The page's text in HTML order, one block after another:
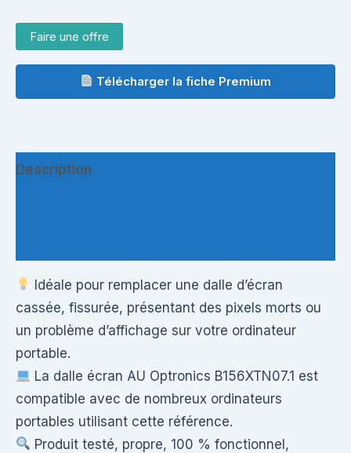
Faire une offre
Télécharger la fiche Premium
Description
Idéale pour remplacer une dalle d’écran
cassée, fissurée, présentant des pixels morts ou
un problème d’affichage sur votre ordinateur
portable.
La dalle écran AU Optronics B156XTN07.1 est
compatible avec de nombreux ordinateurs
portables utilisant cette référence.
Produit testé, propre, 100 % fonctionnel,